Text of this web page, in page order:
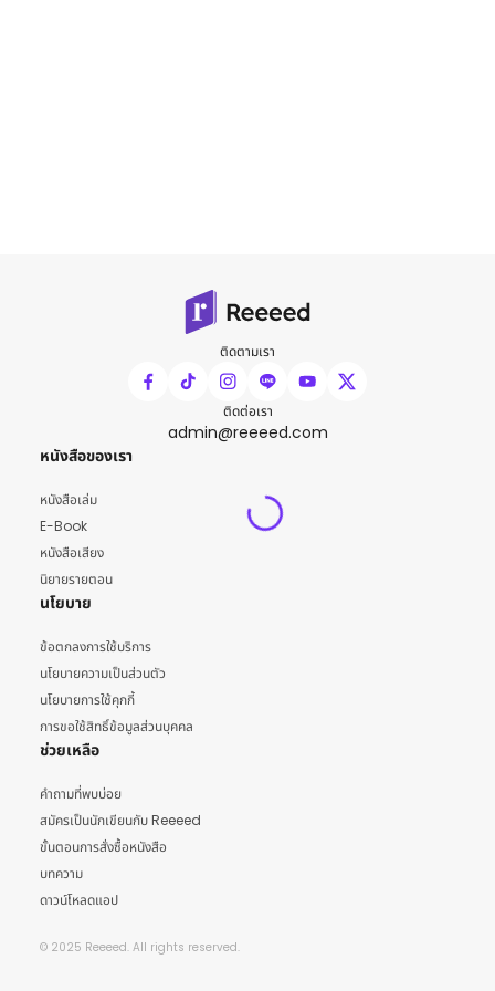
ติดตามเรา
ติดต่อเรา
admin@reeeed.com
หนังสือของเรา
หนังสือเล่ม
E-Book
หนังสือเสียง
นิยายรายตอน
นโยบาย
ข้อตกลงการใช้บริการ
นโยบายความเป็นส่วนตัว
นโยบายการใช้คุกกี้
การขอใช้สิทธิ์ข้อมูลส่วนบุคคล
ช่วยเหลือ
คำถามที่พบบ่อย
สมัครเป็นนักเขียนกับ Reeeed
ขั้นตอนการสั่งซื้อหนังสือ
บทความ
ดาวน์โหลดแอป
© 2025 Reeeed. All rights reserved.